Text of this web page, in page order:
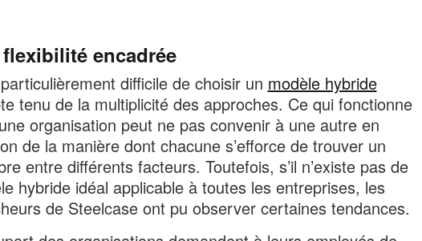
flexibilité encadrée
difficile de choisir un modèle hybride
tenu de la multiplicité des approches. Ce qui fonctionne
organisation peut ne pas convenir à une autre en
de la manière dont chacune s’efforce de trouver un
entre différents facteurs. Toutefois, s’il n’existe pas de
hybride idéal applicable à toutes les entreprises, les
de Steelcase ont pu observer certaines tendances.